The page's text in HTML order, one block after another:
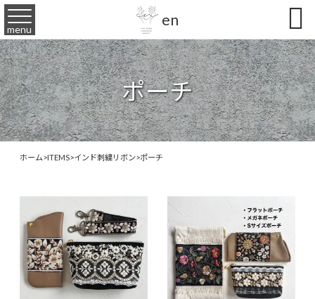
en
menu 
ポーチ
ホーム>ITEMS>インド刺繍リボン>ポーチ